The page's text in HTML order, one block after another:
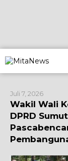
ke
konten
Juli 7, 2026
Wakil Wali
DPRD